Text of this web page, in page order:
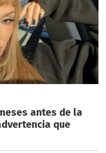
antes de la
que